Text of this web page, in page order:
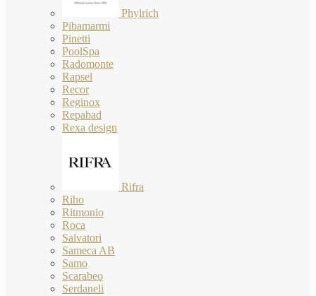
Phylrich
Pibamarmi
Pinetti
PoolSpa
Radomonte
Rapsel
Recor
Reginox
Repabad
Rexa design
Rifra
Riho
Ritmonio
Roca
Salvatori
Sameca AB
Samo
Scarabeo
Serdaneli